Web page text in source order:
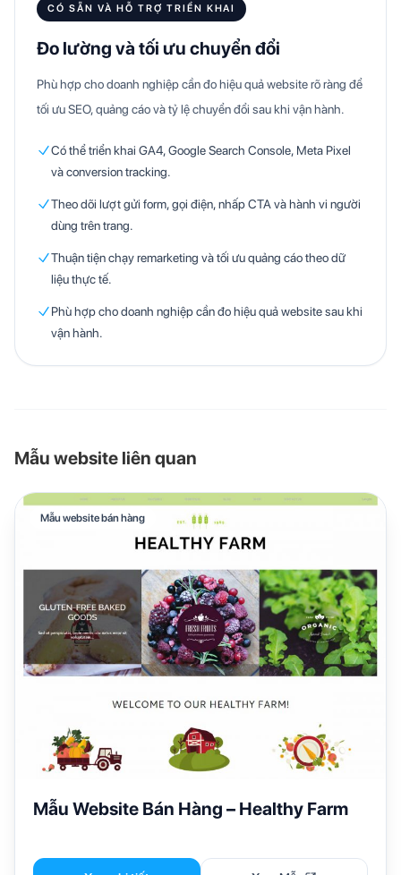
CÓ SẴN VÀ HỖ TRỢ TRIỂN KHAI
Đo lường và tối ưu chuyển đổi
Phù hợp cho doanh nghiệp cần đo hiệu quả website rõ ràng để
tối ưu SEO, quảng cáo và tỷ lệ chuyển đổi sau khi vận hành.
Có thể triển khai GA4, Google Search Console, Meta Pixel
và conversion tracking.
Theo dõi lượt gửi form, gọi điện, nhấp CTA và hành vi người
dùng trên trang.
Thuận tiện chạy remarketing và tối ưu quảng cáo theo dữ
liệu thực tế.
Phù hợp cho doanh nghiệp cần đo hiệu quả website sau khi
vận hành.
Mẫu website liên quan
Mẫu website bán hàng
Mẫu Website Bán Hàng – Healthy Farm